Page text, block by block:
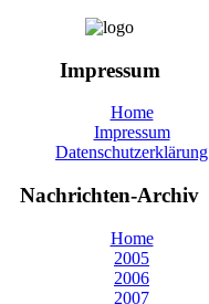
Impressum
Home
Impressum
Datenschutzerklärung
Nachrichten-Archiv
Home
2005
2006
2007